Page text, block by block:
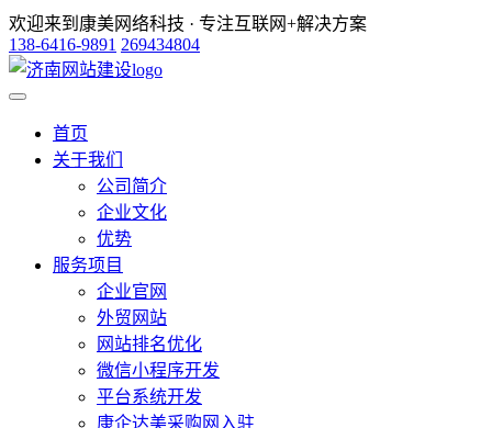
欢迎来到康美网络科技 · 专注互联网+解决方案
138-6416-9891 269434804
首页
关于我们
公司简介
企业文化
优势
服务项目
企业官网
外贸网站
网站排名优化
微信小程序开发
平台系统开发
康企达美采购网入驻